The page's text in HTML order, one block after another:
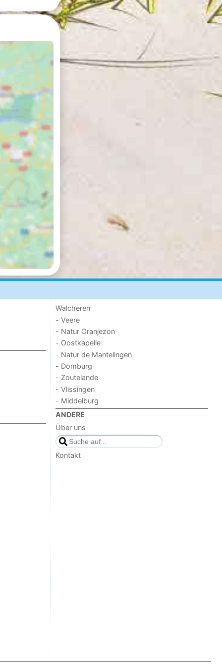
Walcheren
- Veere
- Natur Oranjezon
- Oostkapelle
- Natur de Mantelingen
- Domburg
- Zoutelande
- Vlissingen
- Middelburg
ANDERE
Über uns
Kontakt